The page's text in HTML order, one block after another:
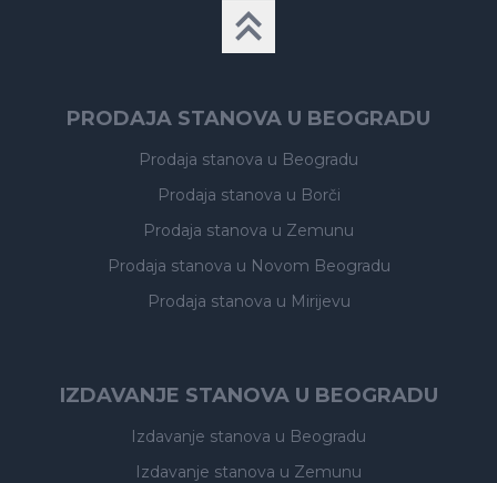
PRODAJA STANOVA U BEOGRADU
Prodaja stanova u Beogradu
Prodaja stanova u Borči
Prodaja stanova u Zemunu
Prodaja stanova u Novom Beogradu
Prodaja stanova u Mirijevu
IZDAVANJE STANOVA U BEOGRADU
Izdavanje stanova u Beogradu
Izdavanje stanova u Zemunu